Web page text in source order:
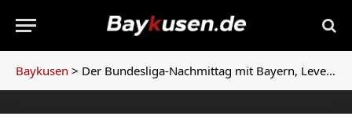
Baykusen > Der Bundesliga-Nachmittag mit Bayern, Leverkusen und Dortmund sowie die 2. Bundesliga mit Hertha gegen Schalke